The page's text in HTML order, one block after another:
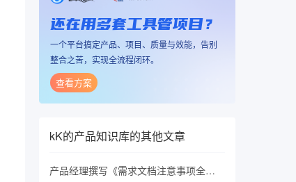
还在用多套工具管项目？
一个平台搞定产品、项目、质量与效能，告别
整合之苦，实现全流程闭环。
查看方案
kK的产品知识库的其他文章
产品经理撰写《需求文档注意事项全指南》记得做笔记，保存好了！